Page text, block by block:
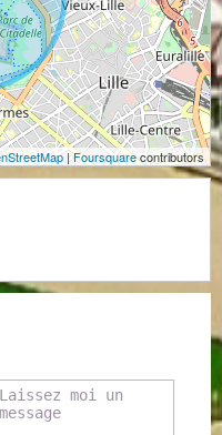
|Foursquarecontributors